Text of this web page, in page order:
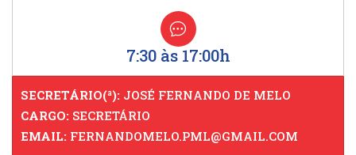
7:30 às 17:00h
SECRETÁRIO(ª): JOSÉ FERNANDO DE MELO
CARGO: SECRETÁRIO
EMAIL: FERNANDOMELO.PML@GMAIL.COM